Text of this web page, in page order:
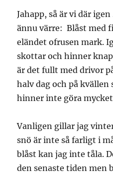
Jahapp, så är vi där
ännu värre: Blåst med
eländet ofrusen mark.
skottar och hinner
är det fullt med drivor
halv dag och på
hinner inte göra
Vanligen gillar jag
snö är inte så farligt i
blåst kan jag inte tåla.
den senaste tiden men